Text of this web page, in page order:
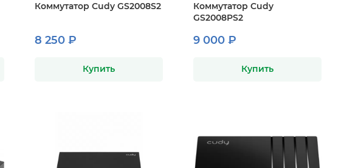
Коммутатор Cudy GS2008S2
8 250 ₽
Купить
Коммутатор Cudy
GS2008PS2
9 000 ₽
Купить